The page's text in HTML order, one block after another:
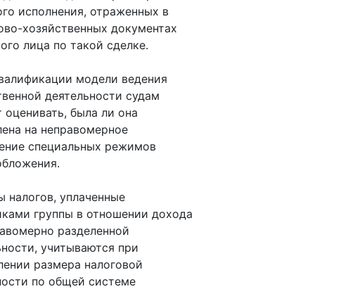
исполнения, отраженных в
хозяйственных документах
лица по такой сделке.
модели ведения
деятельности судам
оценивать, была ли она
на неправомерное
специальных режимов
уплаченные
группы в отношении дохода
разделенной
учитываются при
размера налоговой
по общей системе